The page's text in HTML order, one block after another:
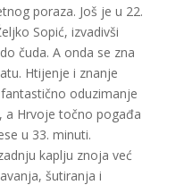
poraza. Još je u 22.
Sopić, izvadivši
čuda. A onda se zna
Htijenje i znanje
oduzimanje
a Hrvoje točno pogađa
u 33. minuti.
kaplju znoja već
šutiranja i